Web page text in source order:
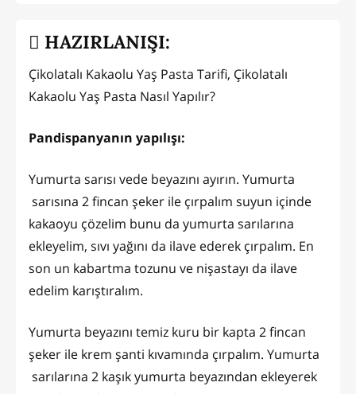
HAZIRLANIŞI:
Çikolatalı Kakaolu Yaş Pasta Tarifi, Çikolatalı
Kakaolu Yaş Pasta Nasıl Yapılır?
Pandispanyanın yapılışı:
Yumurta sarısı vede beyazını ayırın. Yumurta
sarısına 2 fincan şeker ile çırpalım suyun içinde
kakaoyu çözelim bunu da yumurta sarılarına
ekleyelim, sıvı yağını da ilave ederek çırpalım. En
son un kabartma tozunu ve nişastayı da ilave
edelim karıştıralım.
Yumurta beyazını temiz kuru bir kapta 2 fincan
şeker ile krem şanti kıvamında çırpalım. Yumurta
sarılarına 2 kaşık yumurta beyazından ekleyerek